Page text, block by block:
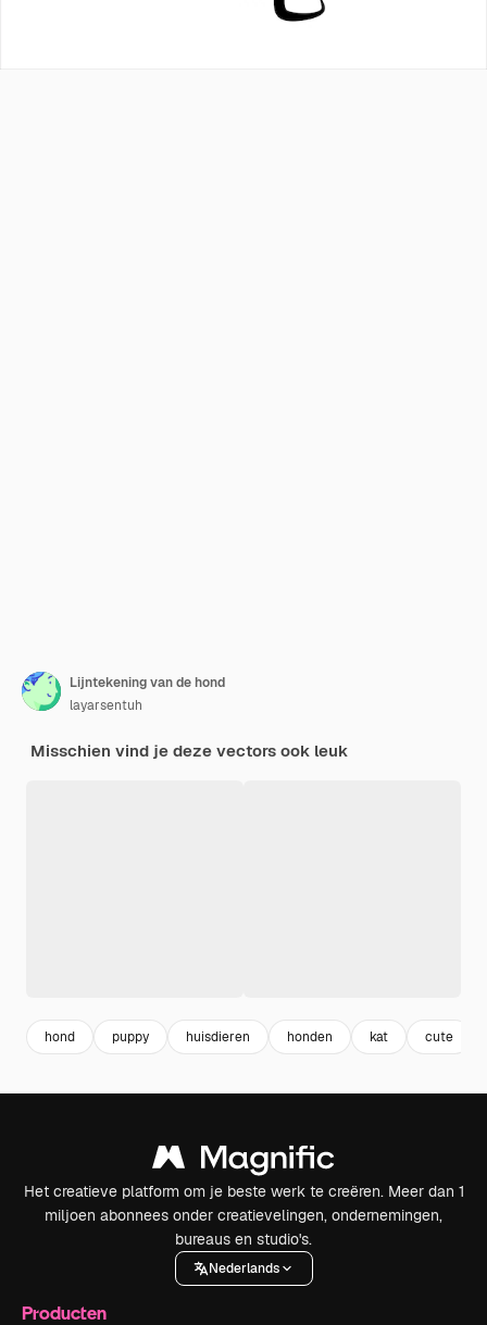
Lijntekening van de hond
layarsentuh
Misschien vind je deze vectors ook leuk
hond puppy huisdieren honden kat cute
Het creatieve platform om je beste werk te creëren. Meer dan 1
miljoen abonnees onder creatievelingen, ondernemingen,
bureaus en studio's.
Nederlands
Producten